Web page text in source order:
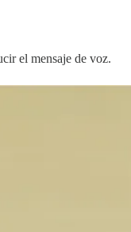
el mensaje de voz.